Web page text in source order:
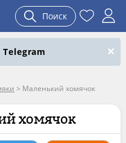
Поиск
Telegram
> Маленький хомячок
хомячок